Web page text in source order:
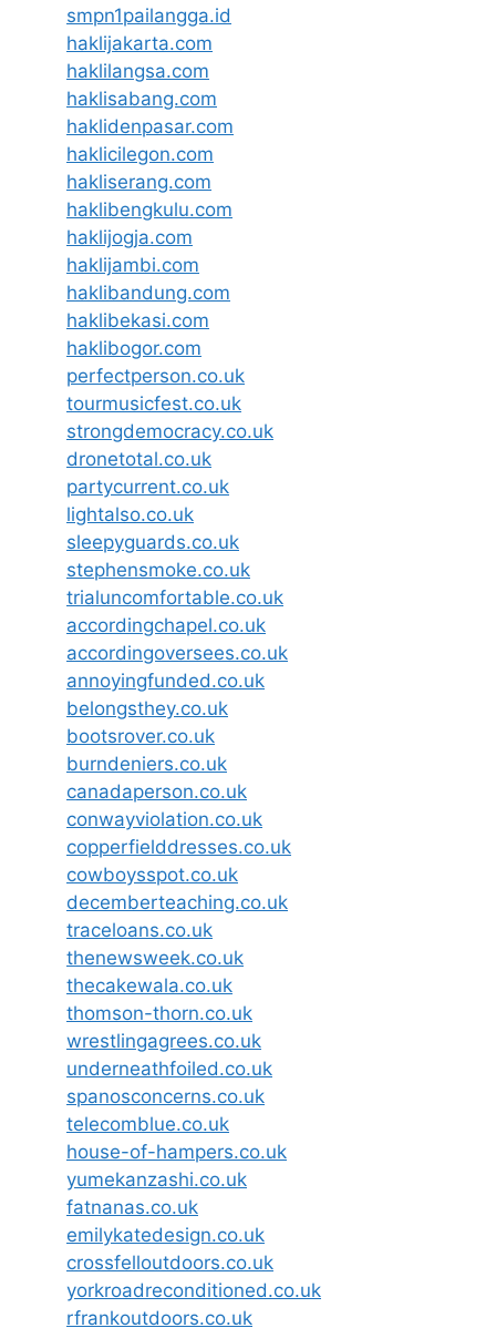
smpn1pailangga.id
haklijakarta.com
haklilangsa.com
haklisabang.com
haklidenpasar.com
haklicilegon.com
hakliserang.com
haklibengkulu.com
haklijogja.com
haklijambi.com
haklibandung.com
haklibekasi.com
haklibogor.com
perfectperson.co.uk
tourmusicfest.co.uk
strongdemocracy.co.uk
dronetotal.co.uk
partycurrent.co.uk
lightalso.co.uk
sleepyguards.co.uk
stephensmoke.co.uk
trialuncomfortable.co.uk
accordingchapel.co.uk
accordingoversees.co.uk
annoyingfunded.co.uk
belongsthey.co.uk
bootsrover.co.uk
burndeniers.co.uk
canadaperson.co.uk
conwayviolation.co.uk
copperfielddresses.co.uk
cowboysspot.co.uk
decemberteaching.co.uk
traceloans.co.uk
thenewsweek.co.uk
thecakewala.co.uk
thomson-thorn.co.uk
wrestlingagrees.co.uk
underneathfoiled.co.uk
spanosconcerns.co.uk
telecomblue.co.uk
house-of-hampers.co.uk
yumekanzashi.co.uk
fatnanas.co.uk
emilykatedesign.co.uk
crossfelloutdoors.co.uk
yorkroadreconditioned.co.uk
rfrankoutdoors.co.uk